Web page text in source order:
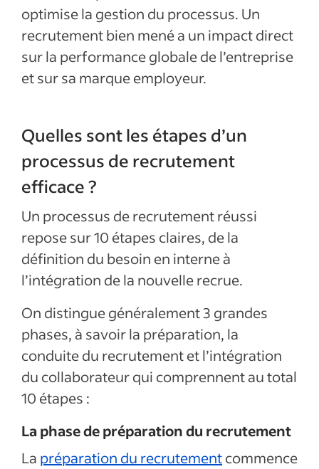
optimise la gestion du processus. Un
recrutement bien mené a un impact direct
sur la performance globale de l’entreprise
et sur sa marque employeur.
Quelles sont les étapes d’un
processus de recrutement
efficace ?
Un processus de recrutement réussi
repose sur 10 étapes claires, de la
définition du besoin en interne à
l’intégration de la nouvelle recrue.
On distingue généralement 3 grandes
phases, à savoir la préparation, la
conduite du recrutement et l’intégration
du collaborateur qui comprennent au total
10 étapes :
La phase de préparation du recrutement
La préparation du recrutementcommence